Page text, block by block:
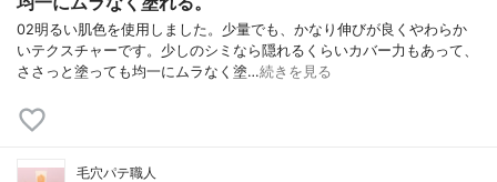
02明るい肌色を使用しました。少量でも、かなり伸びが良くやわらか
いテクスチャーです。少しのシミなら隠れるくらいカバー力もあって、
ささっと塗っても均一にムラなく塗…続きを見る
毛穴パテ職人